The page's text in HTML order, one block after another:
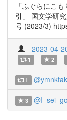
「ふぐらにこ
引」 国文学研
号 (2023/3)
2023-04-
1 2
1
3 @I_sei_go